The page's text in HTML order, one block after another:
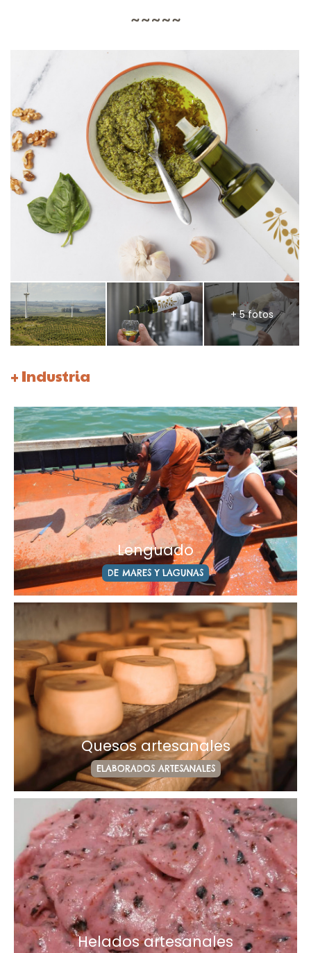
+ 5 fotos
+ Industria
Lenguado
DE MARES Y LAGUNAS
Quesos artesanales
ELABORADOS ARTESANALES
Helados artesanales